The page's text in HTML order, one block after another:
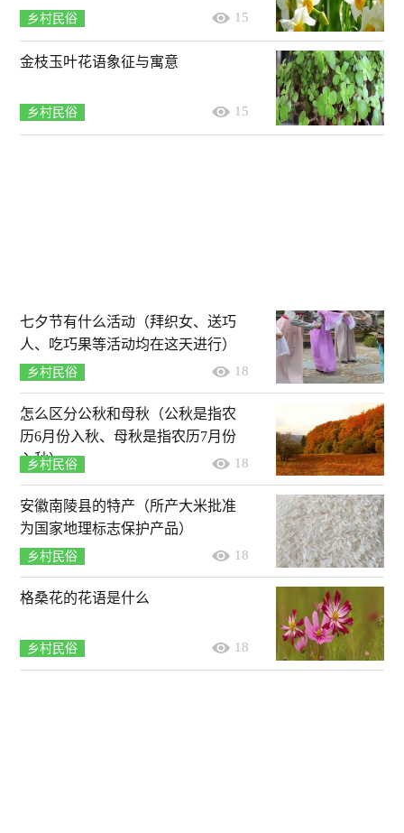
乡村民俗 15
金枝玉叶花语象征与寓意
乡村民俗 15
七夕节有什么活动（拜织女、送巧
人、吃巧果等活动均在这天进行）
乡村民俗 18
怎么区分公秋和母秋（公秋是指农
历6月份入秋、母秋是指农历7月份
入秋）
乡村民俗 18
安徽南陵县的特产（所产大米批准
为国家地理标志保护产品）
乡村民俗 18
格桑花的花语是什么
乡村民俗 18